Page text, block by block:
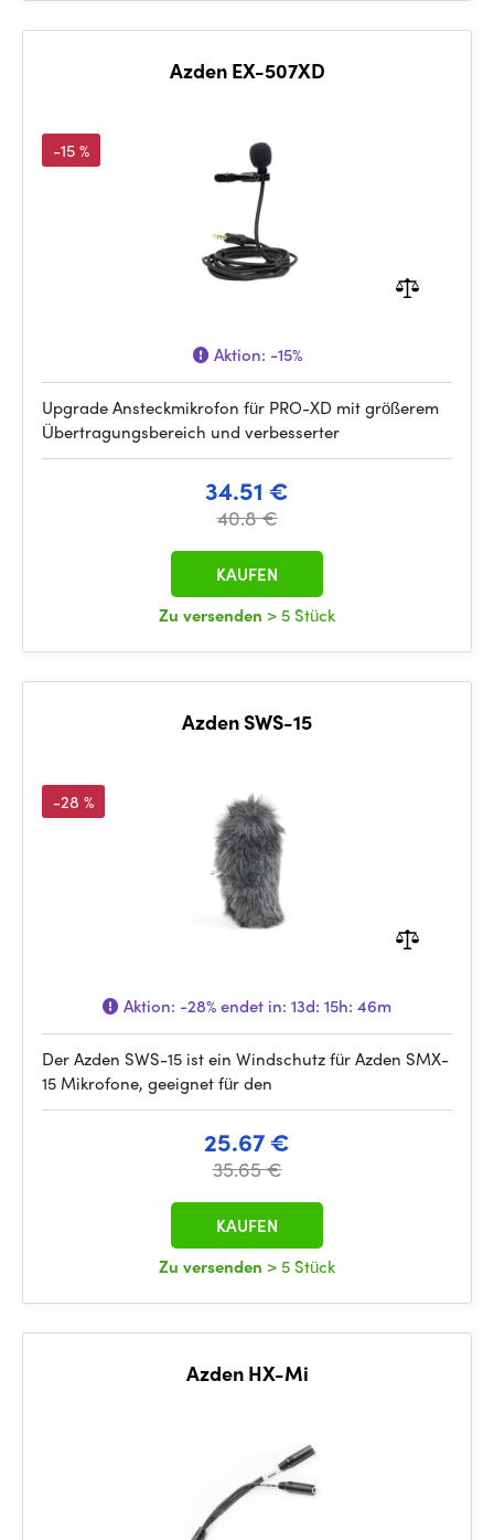
Azden EX-507XD
-15 %
Aktion: -15%
Upgrade Ansteckmikrofon für PRO-XD mit größerem
Übertragungsbereich und verbesserter
34.51 €
40.8 €
Zu versenden > 5 Stück
KAUFEN
Azden SWS-15
-28 %
Aktion: -28%endet in: 13d: 15h: 46m
Der Azden SWS-15 ist ein Windschutz für Azden SMX-
15 Mikrofone, geeignet für den
25.67 €
35.65 €
Zu versenden > 5 Stück
KAUFEN
Azden HX-Mi